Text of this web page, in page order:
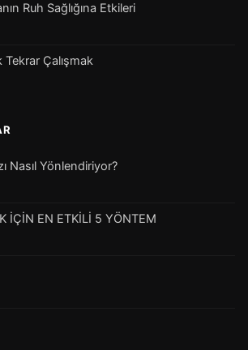
Ruh Sağlığına Etkileri
Tekrar Çalışmak
Nasıl Yönlendiriyor?
İÇİN EN ETKİLİ 5 YÖNTEM